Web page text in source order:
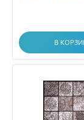
1.4x3.5
1.4x4.0
1.4x5.0
1.4x5.5
В